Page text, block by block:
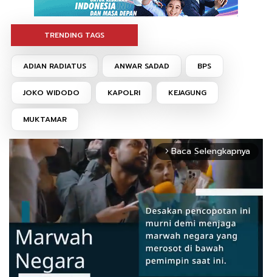
TRENDING TAGS
ADIAN RADIATUS ANWAR SADAD BPS
JOKO WIDODO KAPOLRI KEJAGUNG
MUKTAMAR
arrow_forward_ios Baca Selengkapnya